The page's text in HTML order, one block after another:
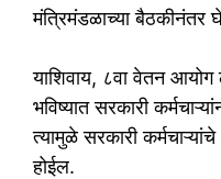
मंत्रिमंडळाच्या बैठकीनंतर
याशिवाय, ८वा वेतन आयोग
भविष्यात सरकारी
त्यामुळे सरकारी
होईल.